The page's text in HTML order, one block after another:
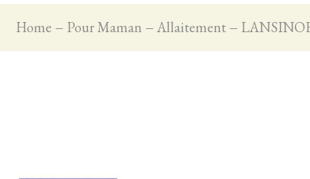
Babyshower
Habiller bébé
Home Pour Maman Allaitement